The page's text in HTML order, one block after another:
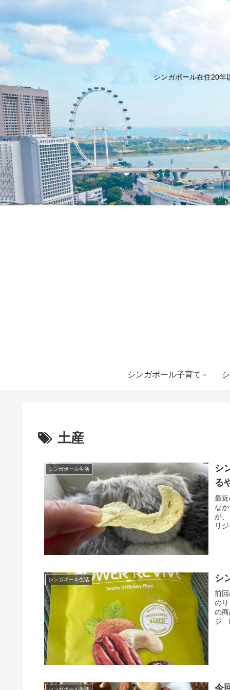
シンガポール在住20年
シンガポール子育て
土産
シンガポール生活
シ
る
最
な
が
リ
シンガポール生活 シ
前
の
の
ジ